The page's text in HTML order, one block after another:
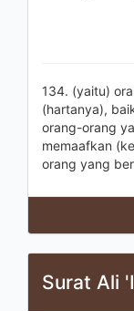
134. (yaitu)
(hartanya),
orang-orang
memaafkan
orang yang
Surat Ali